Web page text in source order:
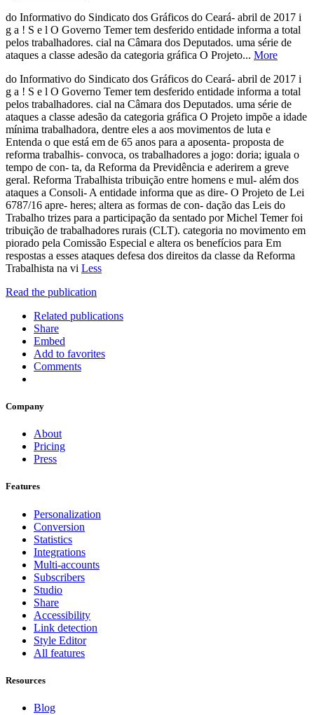
do Informativo do Sindicato dos Gráficos do Ceará- abril de 2017 i
g a ! S e l O Governo Temer tem desferido entidade informa a total
pelos trabalhadores. cial na Câmara dos Deputados. uma série de
ataques a classe adesão da categoria gráfica O Projeto... More
do Informativo do Sindicato dos Gráficos do Ceará- abril de 2017 i
g a ! S e l O Governo Temer tem desferido entidade informa a total
pelos trabalhadores. cial na Câmara dos Deputados. uma série de
ataques a classe adesão da categoria gráfica O Projeto impõe a idade
mínima trabalhadora, dentre eles a aos movimentos de luta e
Entenda o que está em de 65 anos para a aposenta- proposta de
reforma trabalhis- convoca, os trabalhadores a jogo: doria; iguala o
tempo de con- ta, da Reforma da Previdência e aderirem a greve
geral. Reforma Trabalhista tribuição entre homens e mul- além dos
ataques a Consoli- A entidade informa que as dire- O Projeto de Lei
6787/16 apre- heres; altera as formas de con- dação das Leis do
Trabalho trizes para a participação da sentado por Michel Temer foi
tribuição de trabalhadores rurais (CLT). categoria no movimento em
piorado pela Comissão Especial e altera os benefícios para Em
respostas a esses ataques defesa dos direitos da classe da Reforma
Trabalhista na vi Less
Read the publication
Related publications
Share
Embed
Add to favorites
Comments
Company
About
Pricing
Press
Features
Personalization
Conversion
Statistics
Integrations
Multi-accounts
Subscribers
Studio
Share
Accessibility
Link detection
Style Editor
All features
Resources
Blog